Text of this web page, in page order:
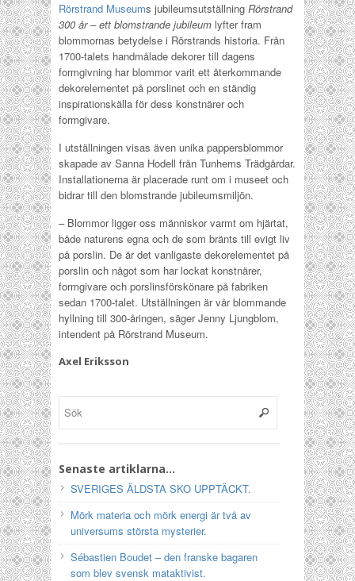
Rörstrand Museums jubileumsutställning Rörstrand
300 år – ett blomstrande jubileum lyfter fram
blommornas betydelse i Rörstrands historia. Från
1700-talets handmålade dekorer till dagens
formgivning har blommor varit ett återkommande
dekorelementet på porslinet och en ständig
inspirationskälla för dess konstnärer och
formgivare.
I utställningen visas även unika pappersblommor
skapade av Sanna Hodell från Tunhems Trädgårdar.
Installationerna är placerade runt om i museet och
bidrar till den blomstrande jubileumsmiljön.
– Blommor ligger oss människor varmt om hjärtat,
både naturens egna och de som bränts till evigt liv
på porslin. De är det vanligaste dekorelementet på
porslin och något som har lockat konstnärer,
formgivare och porslinsförskönare på fabriken
sedan 1700-talet. Utställningen är vår blommande
hyllning till 300-åringen, säger Jenny Ljungblom,
intendent på Rörstrand Museum.
Axel Eriksson
Senaste artiklarna…
SVERIGES ÄLDSTA SKO UPPTÄCKT.
Mörk materia och mörk energi är två av
universums största mysterier.
Sébastien Boudet – den franske bagaren
som blev svensk mataktivist.